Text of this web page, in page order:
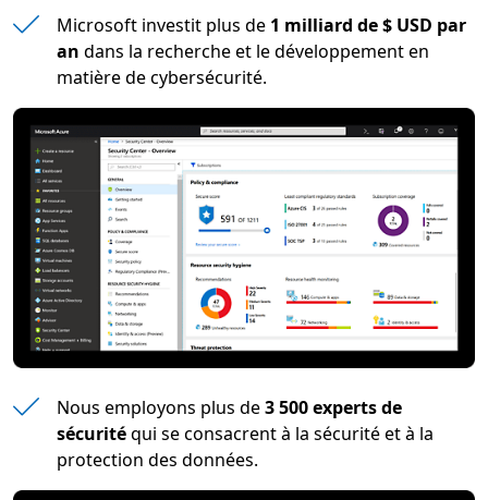
Microsoft investit plus de 1 milliard de $ USD par
an dans la recherche et le développement en
matière de cybersécurité.
Nous employons plus de3 500 experts de
sécuritéqui se consacrent à la sécurité et à la
protection des données.